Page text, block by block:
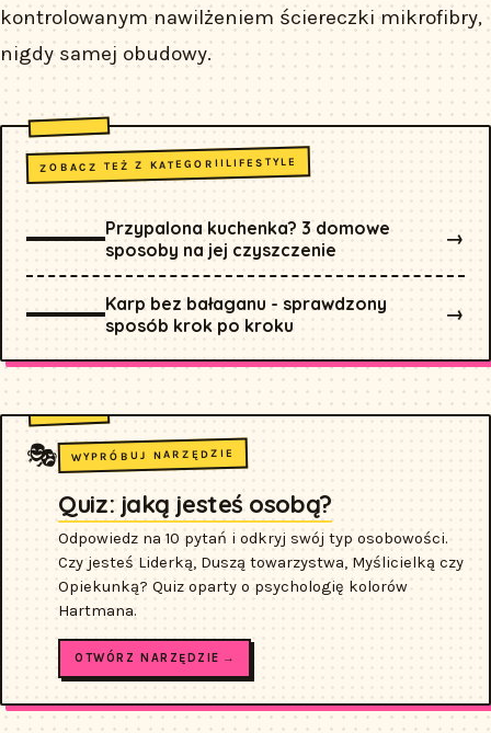
kontrolowanym nawilżeniem ściereczki mikrofibry,
nigdy samej obudowy.
ZOBACZ TEŻ Z KATEGORIILIFESTYLE
Przypalona kuchenka? 3 domowe
sposoby na jej czyszczenie
→
Karp bez bałaganu - sprawdzony
sposób krok po kroku
→
🎭 WYPRÓBUJ NARZĘDZIE
Quiz: jaką jesteś osobą?
Odpowiedz na 10 pytań i odkryj swój typ osobowości.
Czy jesteś Liderką, Duszą towarzystwa, Myślicielką czy
Opiekunką? Quiz oparty o psychologię kolorów
Hartmana.
OTWÓRZ NARZĘDZIE →